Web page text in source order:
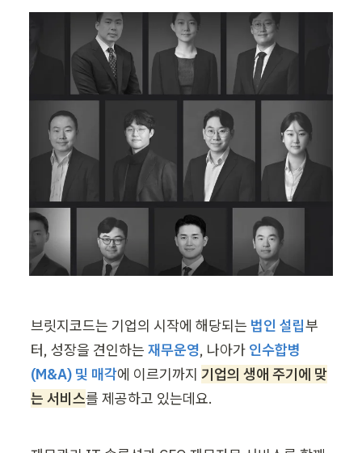
브릿지코드는 기업의 시작에 해당되는 법인 설립부
터, 성장을 견인하는 재무운영, 나아가 인수합병
(M&A) 및 매각에 이르기까지 기업의 생애 주기에 맞
는 서비스를 제공하고 있는데요.